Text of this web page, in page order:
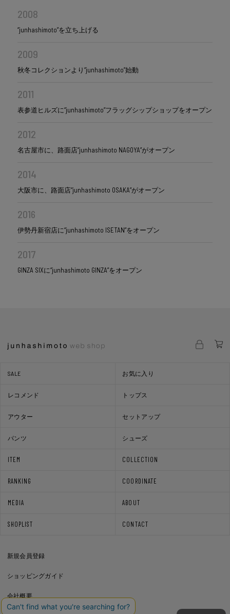
2008
“junhashimoto”を立ち上げる
2009
秋冬コレクションより“junhashimoto”始動
2011
表参道ヒルズに“junhashimoto”フラッグシップショップをオープン
2012
名古屋市に、路面店“junhashimoto NAGOYA”がオープン
2014
大阪市に、路面店“junhashimoto OSAKA”がオープン
2016
伊勢丹新宿店に“junhashimoto ISETAN”をオープン
2017
GINZA SIXに“junhashimoto GINZA”をオープン
ITEM COLLECTION
RANKING COORDINATE
MEDIA ABOUT
SHOPLIST CONTACT
SALE お気に入り
レコメンド トップス
アウター セットアップ
パンツ シューズ
新規会員登録
ショッピングガイド
会社概要